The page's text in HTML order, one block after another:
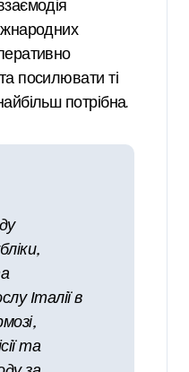
посилювати ті
потрібна.
Італії в
та